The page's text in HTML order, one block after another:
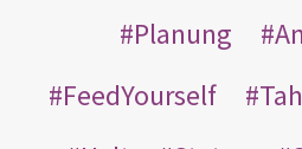
Planung
FeedYourself
Tah